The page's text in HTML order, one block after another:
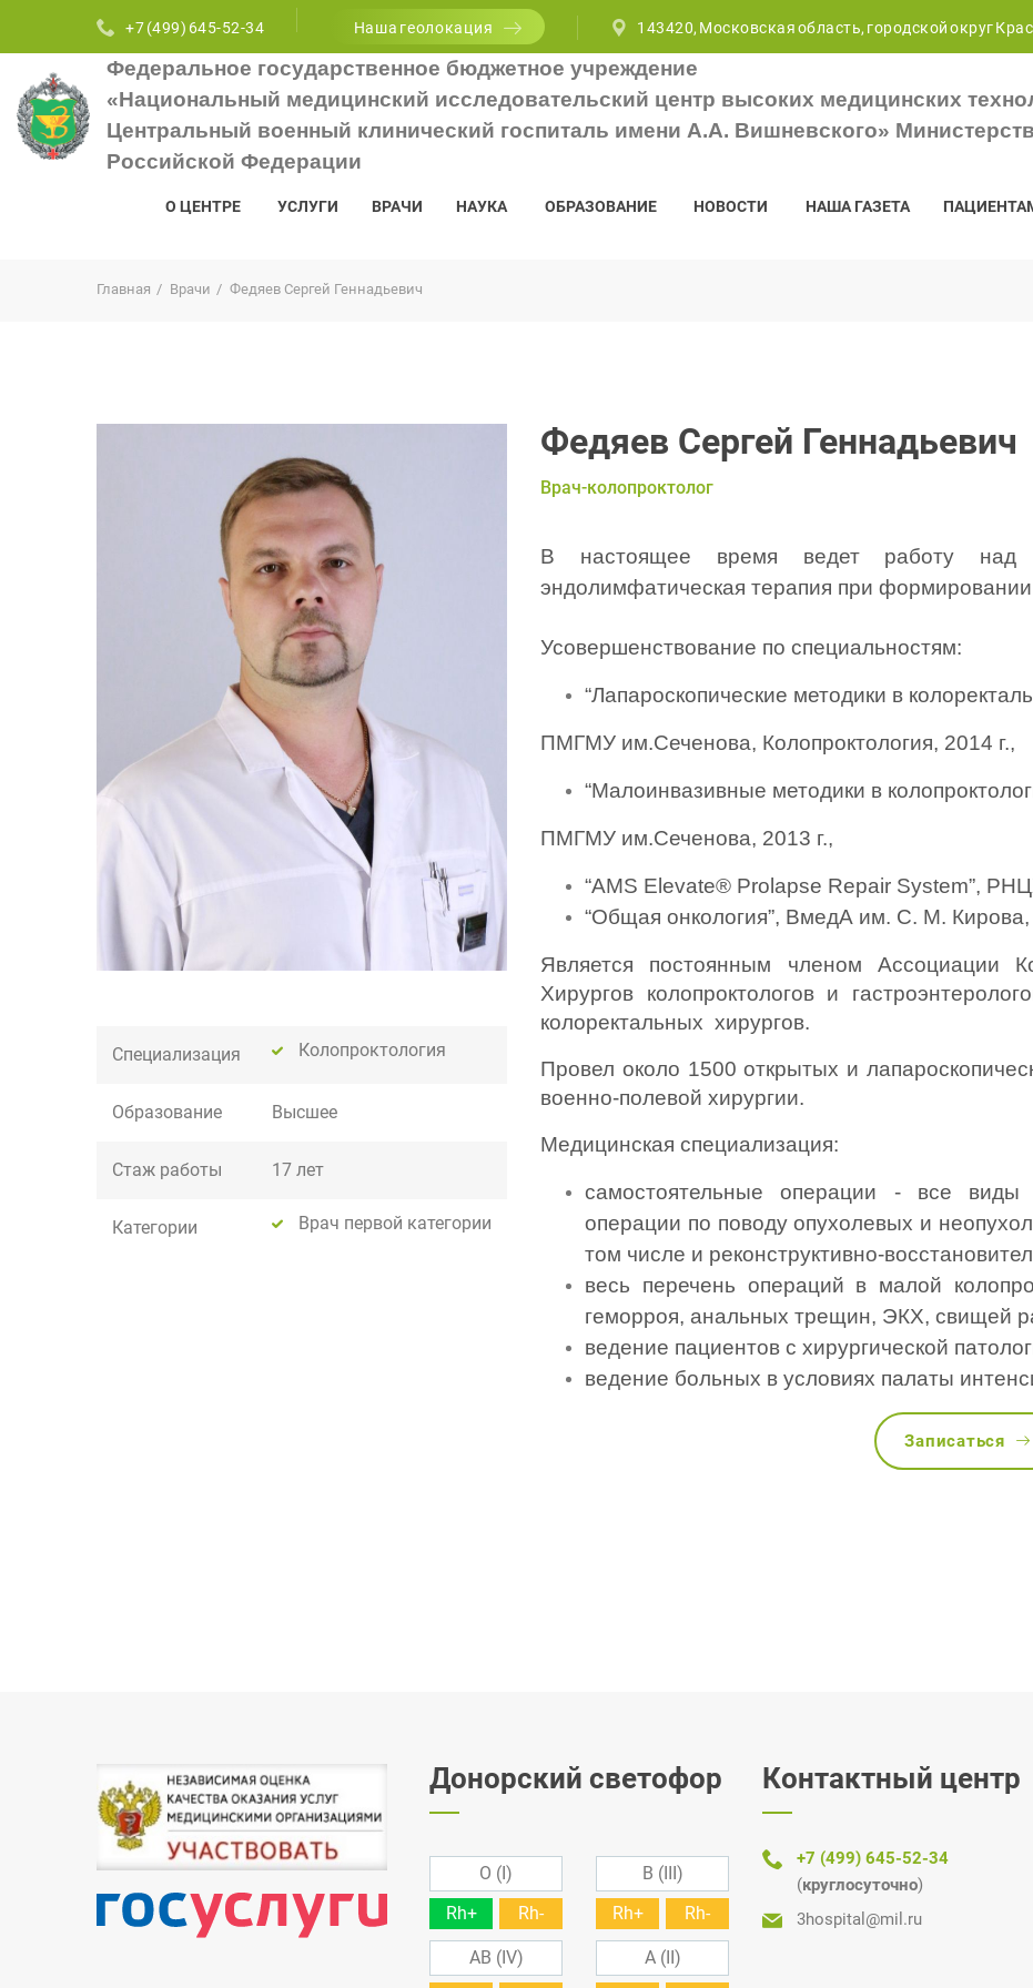
+7 (499) 645-52-34 Наша геолокация 143420, Московская область, городской округ
Федеральное государственное бюджетное учреждение
«Национальный медицинский исследовательский центр высоких медицинских
Центральный военный клинический госпиталь имени А.А. Вишневского»
Российской Федерации
О ЦЕНТРЕ УСЛУГИ ВРАЧИ НАУКА ОБРАЗОВАНИЕ НОВОСТИ НАША ГАЗЕТА
Главная Врачи Федяев Сергей Геннадьевич
Специализация Колопроктология
Образование Высшее
Стаж работы 17 лет
Категории Врач первой категории
Федяев Сергей Геннадьевич
Врач-колопроктолог
В настоящее время ведет работу над
эндолимфатическая терапия при
Усовершенствование по специальностям:
“Лапароскопические методики в
ПМГМУ им.Сеченова, Колопроктология, 2014 г.,
“Малоинвазивные методики в
ПМГМУ им.Сеченова, 2013 г.,
“AMS Elevate® Prolapse Repair System”,
“Общая онкология”, ВмедА им. С. М. Кирова,
Является постоянным членом Ассоциации
Хирургов колопроктологов и
колоректальных  хирургов.
Провел около 1500 открытых и
военно-полевой хирургии.
Медицинская специализация:
самостоятельные операции - все виды
операции по поводу опухолевых и
том числе и реконструктивно-
весь перечень операций в малой
геморроя, анальных трещин, ЭКХ, свищей
ведение пациентов с хирургической
ведение больных в условиях палаты
Записаться
Донорский светофор
O (I)
Rh+
Rh-
B (III)
Rh+
Rh-
AB (IV)
A (II)
Контактный центр
+7 (499) 645-52-34
(круглосуточно)
3hospital@mil.ru